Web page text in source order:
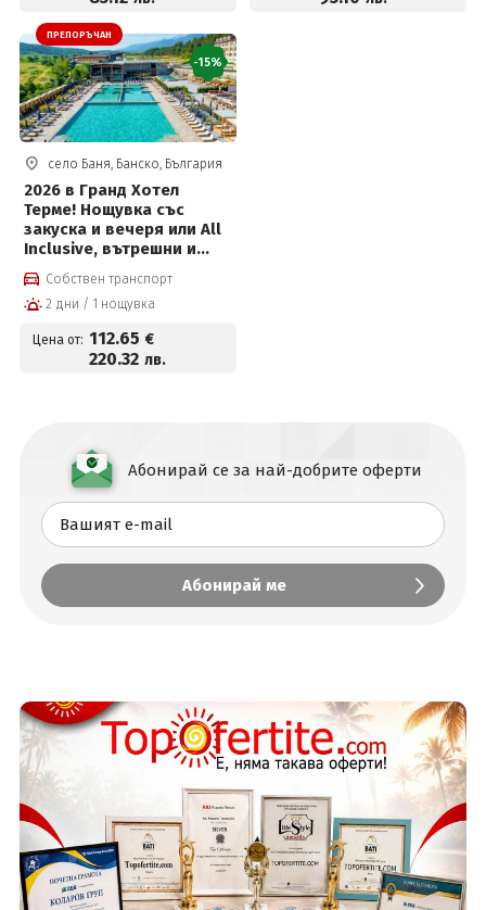
ПРЕПОРЪЧАН
-15%
село Баня, Банско, България
2026 в Гранд Хотел
Терме! Нощувка със
закуска и вечеря или All
Inclusive, вътрешни и
външни басейни с топла
минерална вода, FUN
Park Therme, Уелнес
деца до 12г
Собствен транспорт
2 дни / 1 нощувка
Цена от: 112.65 €
220.32 лв.
Абонирай се за най-добрите оферти